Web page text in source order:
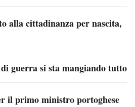
alla cittadinanza per nascita,
guerra si sta mangiando tutto
il primo ministro portoghese